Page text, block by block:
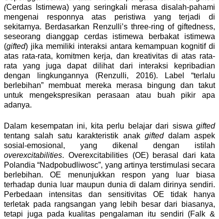
(Cerdas Istimewa) yang seringkali merasa disalah-pahami
mengenai responnya atas peristiwa yang terjadi di
sekitarnya. Berdasarkan Renzulli’s three-ring of giftedness,
seseorang dianggap cerdas istimewa berbakat istimewa
(gifted) jika memiliki interaksi antara kemampuan kognitif di
atas rata-rata, komitmen kerja, dan kreativitas di atas rata-
rata yang juga dapat dilihat dari interaksi kepribadian
dengan lingkungannya (Renzulli, 2016). Label “terlalu
berlebihan” membuat mereka merasa bingung dan takut
untuk mengekspresikan perasaan atau buah pikir apa
adanya.
Dalam kesempatan ini, kita perlu belajar dari siswa gifted
tentang salah satu karakteristik anak gifteddalam aspek
sosial-emosional, yang dikenal dengan istilah
overexcitabilities. Overexcitabilities (OE) berasal dari kata
Polandia “Nadpobudliwosc”, yang artinya terstimulasi secara
berlebihan. OE menunjukkan respon yang luar biasa
terhadap dunia luar maupun dunia di dalam dirinya sendiri.
Perbedaan intensitas dan sensitivitas OE tidak hanya
terletak pada rangsangan yang lebih besar dari biasanya,
tetapi juga pada kualitas pengalaman itu sendiri (Falk &